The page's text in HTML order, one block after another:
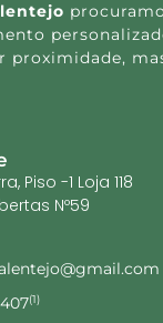
proximidade,
Piso -1 Loja 118
Nº59
(1)